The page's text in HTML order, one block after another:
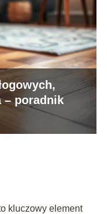
– poradnik
kluczowy element